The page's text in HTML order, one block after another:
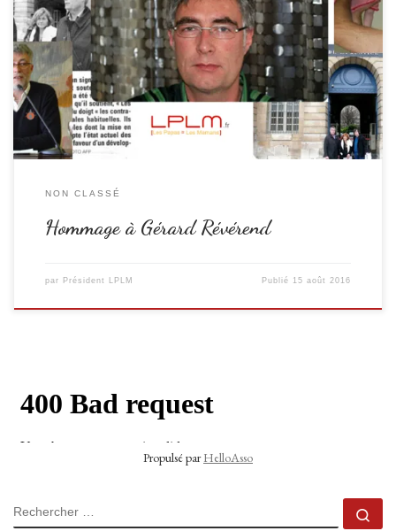
La nouvelle est tombée le 11 août 2016, Gérard Révérend, président-
fondateur de l’association Les Papas = Les Mamans a été emporté par la
maladie. Gérard a fondé l’association en 2006 (il y a 10 ans) avec Loïc
Brunet, toujours impliqué dans l’association, avec la parrainage de Bruno
Caliciuri. 10 ans […]
NON CLASSÉ
Hommage à Gérard Révérend
par Président LPLM Publié 15 août 2016
Propulsé parHelloAsso
RECHERCHER